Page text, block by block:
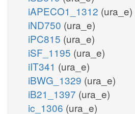
iAPECO1_1312 (ura_e)
iND750 (ura_e)
iPC815 (ura_e)
iSF_1195 (ura_e)
iIT341 (ura_e)
iBWG_1329 (ura_e)
iB21_1397 (ura_e)
ic_1306 (ura_e)